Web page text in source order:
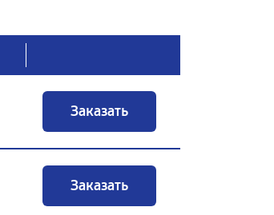
Заказать
Заказать